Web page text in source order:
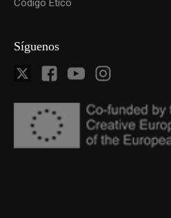
Código Ético
Síguenos